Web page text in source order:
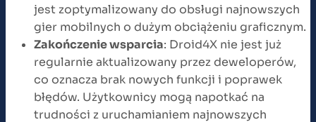
jest zoptymalizowany do obsługi najnowszych
gier mobilnych o dużym obciążeniu graficznym.
Zakończenie wsparcia: Droid4X nie jest już
regularnie aktualizowany przez deweloperów,
co oznacza brak nowych funkcji i poprawek
błędów. Użytkownicy mogą napotkać na
trudności z uruchamianiem najnowszych